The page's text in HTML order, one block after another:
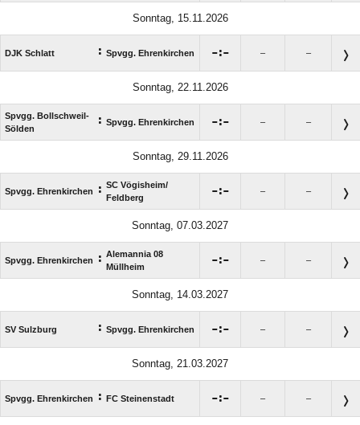
Sonntag, 15.11.2026
DJK Schlatt : Spvgg. Ehrenkirchen : – –
Sonntag, 22.11.2026
Spvgg. Bollschweil-
Sölden
: Spvgg. Ehrenkirchen : – –
Sonntag, 29.11.2026
Spvgg. Ehrenkirchen : SC Vögisheim/​
Feldberg
: – –
Sonntag, 07.03.2027
Spvgg. Ehrenkirchen : Alemannia 08
Müllheim
: – –
Sonntag, 14.03.2027
SV Sulzburg : Spvgg. Ehrenkirchen : – –
Sonntag, 21.03.2027
Spvgg. Ehrenkirchen : FC Steinenstadt : – –